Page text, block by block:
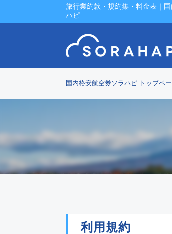
旅行業約款・規約集・料金表｜
ハピ
国内格安航空券ソラハピ トップペ
利用規約